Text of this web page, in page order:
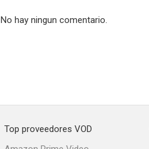
No hay ningun comentario.
Top proveedores VOD